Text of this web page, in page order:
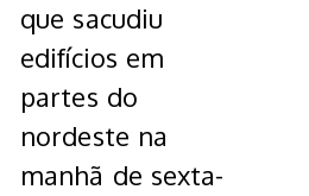
que sacudiu
edifícios em
partes do
nordeste na
manhã de sexta-